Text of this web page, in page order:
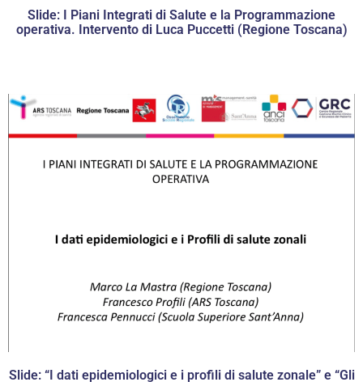
Slide: I Piani Integrati di Salute e la Programmazione
operativa. Intervento di Luca Puccetti (Regione Toscana)
Slide: “I dati epidemiologici e i profili di salute zonale” e “Gli